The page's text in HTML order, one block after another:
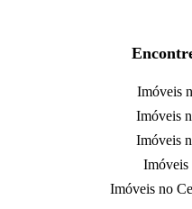
Imóveis
Imóveis
Imóveis
Imóveis
Imóveis no